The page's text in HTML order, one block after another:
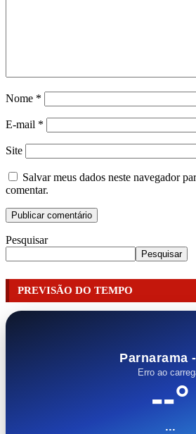
Nome *
E-mail *
Site
Salvar meus dados neste navegador
comentar.
Pesquisar
Pesquisar
PREVISÃO DO TEMPO
Parnarama
Erro ao
--°
...